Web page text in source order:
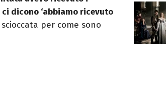
dicono ‘abbiamo ricevuto
per come sono